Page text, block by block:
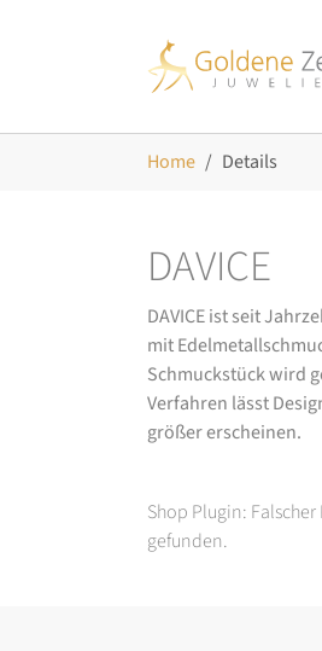
Home Details
DAVICE
DAVICE ist seit
mit
Schmuckstück wird
Verfahren lässt
größer erscheinen.
Shop Plugin:
gefunden.